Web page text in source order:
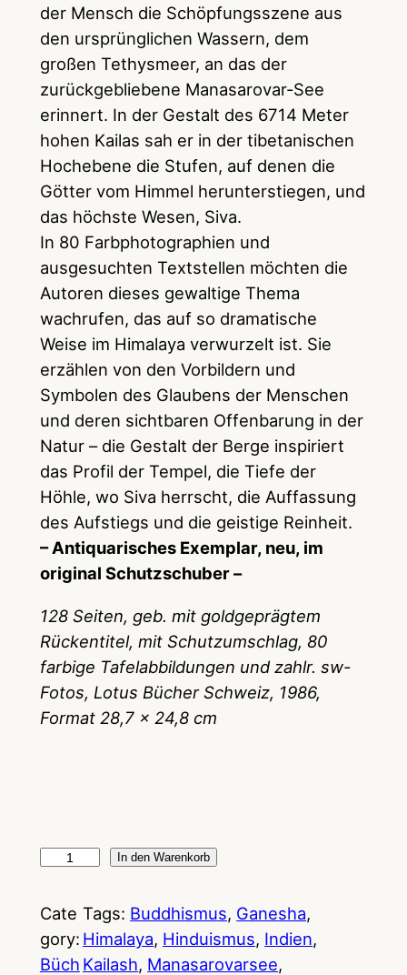
der Mensch die Schöpfungsszene aus
den ursprünglichen Wassern, dem
großen Tethysmeer, an das der
zurückgebliebene Manasarovar-See
erinnert. In der Gestalt des 6714 Meter
hohen Kailas sah er in der tibetanischen
Hochebene die Stufen, auf denen die
Götter vom Himmel herunterstiegen, und
das höchste Wesen, Siva.
In 80 Farbphotographien und
ausgesuchten Textstellen möchten die
Autoren dieses gewaltige Thema
wachrufen, das auf so dramatische
Weise im Himalaya verwurzelt ist. Sie
erzählen von den Vorbildern und
Symbolen des Glaubens der Menschen
und deren sichtbaren Offenbarung in der
Natur – die Gestalt der Berge inspiriert
das Profil der Tempel, die Tiefe der
Höhle, wo Siva herrscht, die Auffassung
des Aufstiegs und die geistige Reinheit.
– Antiquarisches Exemplar, neu, im
original Schutzschuber –
128 Seiten, geb. mit goldgeprägtem
Rückentitel, mit Schutzumschlag, 80
farbige Tafelabbildungen und zahlr. sw-
Fotos, Lotus Bücher Schweiz, 1986,
Format 28,7 x 24,8 cm
M
A
L
In den Warenkorb
Cate
gory:
Büch
Tags: Buddhismus, Ganesha
Himalaya, Hinduismus, Indien
Kailash, Manasarovarsee